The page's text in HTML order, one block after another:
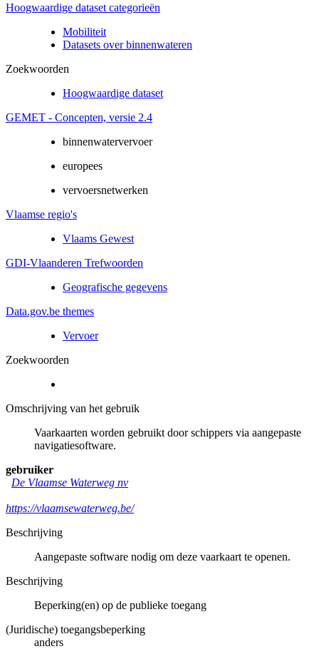
Hoogwaardige dataset categorieën
Mobiliteit
Datasets over binnenwateren
Zoekwoorden
Hoogwaardige dataset
GEMET - Concepten, versie 2.4
binnenwatervervoer
europees
vervoersnetwerken
Vlaamse regio's
Vlaams Gewest
GDI-Vlaanderen Trefwoorden
Geografische gegevens
Data.gov.be themes
Vervoer
Zoekwoorden
Omschrijving van het gebruik
Vaarkaarten worden gebruikt door schippers via aangepaste
navigatiesoftware.
gebruiker
De Vlaamse Waterweg nv
https://vlaamsewaterweg.be/
Beschrijving
Aangepaste software nodig om deze vaarkaart te openen.
Beschrijving
Beperking(en) op de publieke toegang
(Juridische) toegangsbeperking
anders